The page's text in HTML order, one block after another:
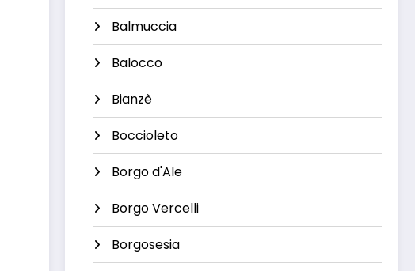
Balmuccia
Balocco
Bianzè
Boccioleto
Borgo d'Ale
Borgo Vercelli
Borgosesia